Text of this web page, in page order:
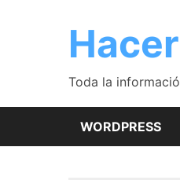
Toda la
WORDPRESS